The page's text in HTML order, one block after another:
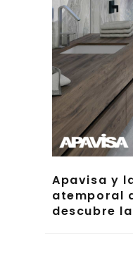
Apavisa y
atemporal
descubre